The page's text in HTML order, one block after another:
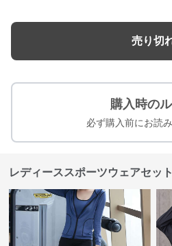
売り切
購入時の
必ず購入前にお読
レディーススポーツウェアセッ